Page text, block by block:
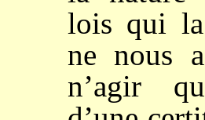
lois qui la
ne nous
n’agir